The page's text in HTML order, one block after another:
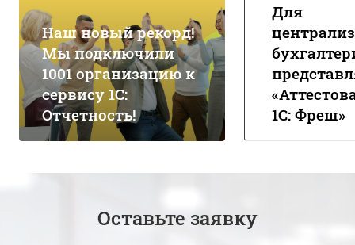
Наш новый рекорд!
Мы подключили
1001 организацию к
сервису 1С:
Отчетность!
Для
1С: Фреш»
Оставьте заявку